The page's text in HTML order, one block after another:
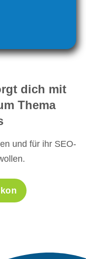
dich mit
Thema
und für ihr SEO-